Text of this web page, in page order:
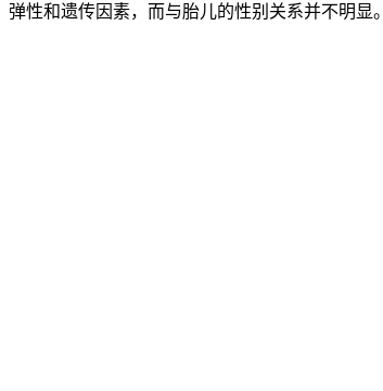
弹性和遗传因素，而与胎儿的性别关系并不明显。